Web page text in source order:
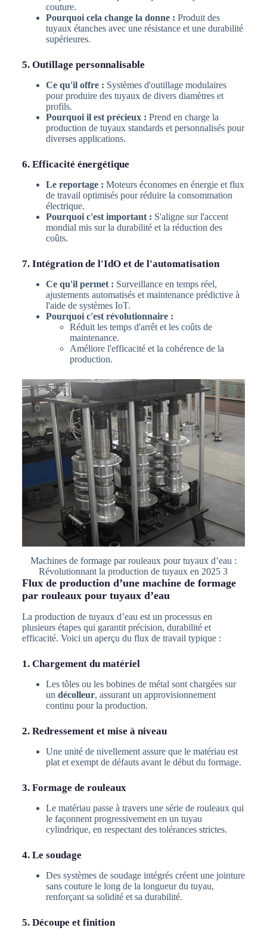
couture.
Pourquoi cela change la donne : Produit des
tuyaux étanches avec une résistance et une durabilité
supérieures.
5. Outillage personnalisable
Ce qu'il offre : Systèmes d'outillage modulaires
pour produire des tuyaux de divers diamètres et
profils.
Pourquoi il est précieux : Prend en charge la
production de tuyaux standards et personnalisés pour
diverses applications.
6. Efficacité énergétique
Le reportage : Moteurs économes en énergie et flux
de travail optimisés pour réduire la consommation
électrique.
Pourquoi c'est important : S'aligne sur l'accent
mondial mis sur la durabilité et la réduction des
coûts.
7. Intégration de l'IdO et de l'automatisation
Ce qu'il permet : Surveillance en temps réel,
ajustements automatisés et maintenance prédictive à
l'aide de systèmes IoT.
Pourquoi c'est révolutionnaire :
Réduit les temps d'arrêt et les coûts de
maintenance.
Améliore l'efficacité et la cohérence de la
production.
Machines de formage par rouleaux pour tuyaux d’eau :
Révolutionnant la production de tuyaux en 2025 3
Flux de production d’une machine de formage
par rouleaux pour tuyaux d’eau
La production de tuyaux d’eau est un processus en
plusieurs étapes qui garantit précision, durabilité et
efficacité. Voici un aperçu du flux de travail typique :
1. Chargement du matériel
Les tôles ou les bobines de métal sont chargées sur
un décolleur, assurant un approvisionnement
continu pour la production.
2. Redressement et mise à niveau
Une unité de nivellement assure que le matériau est
plat et exempt de défauts avant le début du formage.
3. Formage de rouleaux
Le matériau passe à travers une série de rouleaux qui
le façonnent progressivement en un tuyau
cylindrique, en respectant des tolérances strictes.
4. Le soudage
Des systèmes de soudage intégrés créent une jointure
sans couture le long de la longueur du tuyau,
renforçant sa solidité et sa durabilité.
5. Découpe et finition